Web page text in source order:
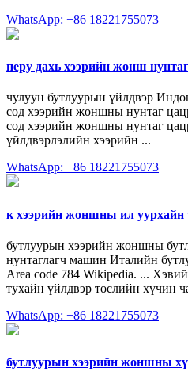
WhatsApp: +86 18221755073
перу дахь хээрийн жонш
чулуун бутлуурын үйлдвэр
сод хээрийн жоншны нунтаг
сод хээрийн жоншны нунтаг
үйлдвэрлэлийн хээрийн ...
WhatsApp: +86 18221755073
к хээрийн жоншны ил уурхайн
бутлуурын хээрийн жоншны
нунтаглагч машин Италийн
Area code 784 Wikipedia. ...
тухайн үйлдвэр төслийн хүчин
WhatsApp: +86 18221755073
бутлуурын хээрийн жоншны